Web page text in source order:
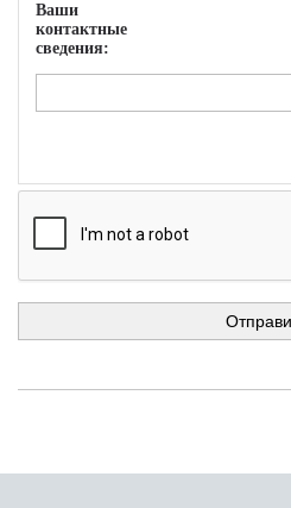
Ваши
контактные
сведения: